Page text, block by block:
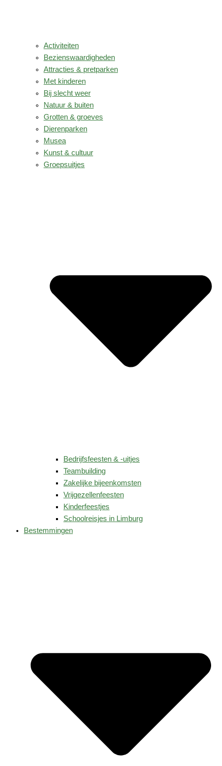
Activiteiten
Bezienswaardigheden
Attracties & pretparken
Met kinderen
Bij slecht weer
Natuur & buiten
Grotten & groeves
Dierenparken
Musea
Kunst & cultuur
Groepsuitjes
Bedrijfsfeesten & -uitjes
Teambuilding
Zakelijke bijeenkomsten
Vrijgezellenfeesten
Kinderfeestjes
Schoolreisjes in Limburg
Bestemmingen